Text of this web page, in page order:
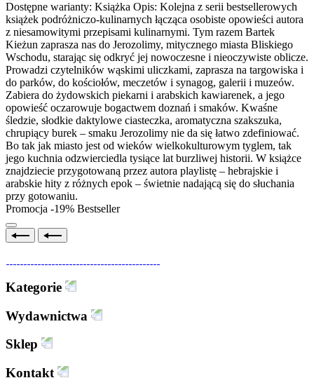
Dostępne warianty: Książka Opis: Kolejna z serii bestsellerowych
książek podróżniczo-kulinarnych łącząca osobiste opowieści autora
z niesamowitymi przepisami kulinarnymi. Tym razem Bartek
Kieżun zaprasza nas do Jerozolimy, mitycznego miasta Bliskiego
Wschodu, starając się odkryć jej nowoczesne i nieoczywiste oblicze.
Prowadzi czytelników wąskimi uliczkami, zaprasza na targowiska i
do parków, do kościołów, meczetów i synagog, galerii i muzeów.
Zabiera do żydowskich piekarni i arabskich kawiarenek, a jego
opowieść oczarowuje bogactwem doznań i smaków. Kwaśne
śledzie, słodkie daktylowe ciasteczka, aromatyczna szakszuka,
chrupiący burek – smaku Jerozolimy nie da się łatwo zdefiniować.
Bo tak jak miasto jest od wieków wielkokulturowym tyglem, tak
jego kuchnia odzwierciedla tysiące lat burzliwej historii. W książce
znajdziecie przygotowaną przez autora playlistę – hebrajskie i
arabskie hity z różnych epok – świetnie nadającą się do słuchania
przy gotowaniu.
Promocja -19% Bestseller
Kategorie
Wydawnictwa
Sklep
Kontakt